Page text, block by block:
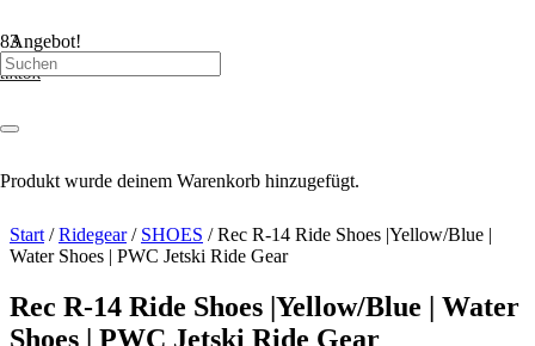
tiktok
Produkt wurde deinem Warenkorb hinzugefügt.
Angebot!
Start /Ridegear/ SHOES / Rec R-14 Ride Shoes |Yellow/Blue |
Water Shoes | PWC Jetski Ride Gear
Rec R-14 Ride Shoes |Yellow/Blue | Water
Shoes | PWC Jetski Ride Gear